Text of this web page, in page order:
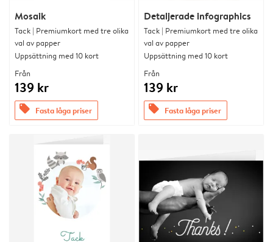
Mosaik
Tack | Premiumkort med tre olika
val av papper
Uppsättning med 10 kort
Från
139 kr
offers Fasta låga priser
Detaljerade infographics
Tack | Premiumkort med tre olika
val av papper
Uppsättning med 10 kort
Från
139 kr
offers Fasta låga priser